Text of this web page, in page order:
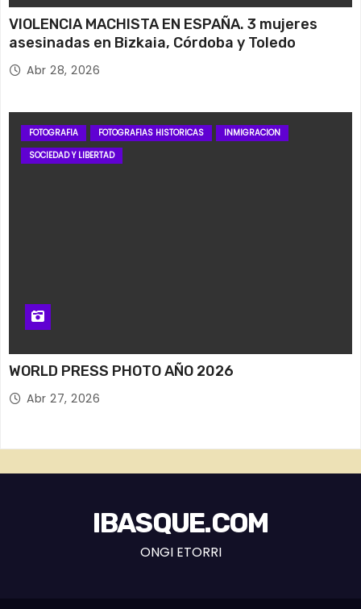
VIOLENCIA MACHISTA EN ESPAÑA. 3 mujeres
asesinadas en Bizkaia, Córdoba y Toledo
Abr 28, 2026
FOTOGRAFIA FOTOGRAFIAS HISTORICAS
INMIGRACION
SOCIEDAD Y LIBERTAD
WORLD PRESS PHOTO AÑO 2026
Abr 27, 2026
IBASQUE.COM
ONGI ETORRI